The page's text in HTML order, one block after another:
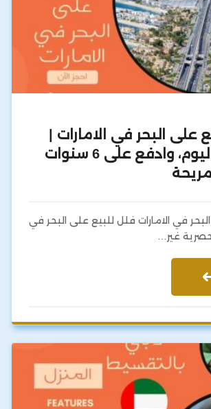
على البحر في الامارات |
استثمر اليوم، وادفع على 6 سنوات
في الامارات فلل للبيع على البحر في
حصرية غير…